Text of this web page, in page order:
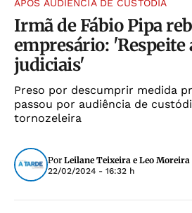
APÓS AUDIÊNCIA DE CUSTÓDIA
Irmã de Fábio Pipa
empresário: 'Respeite
judiciais'
Preso por descumprir medida
passou por audiência de
tornozeleira
Por Leilane Teixeira e Leo Moreira
22/02/2024 - 16:32 h